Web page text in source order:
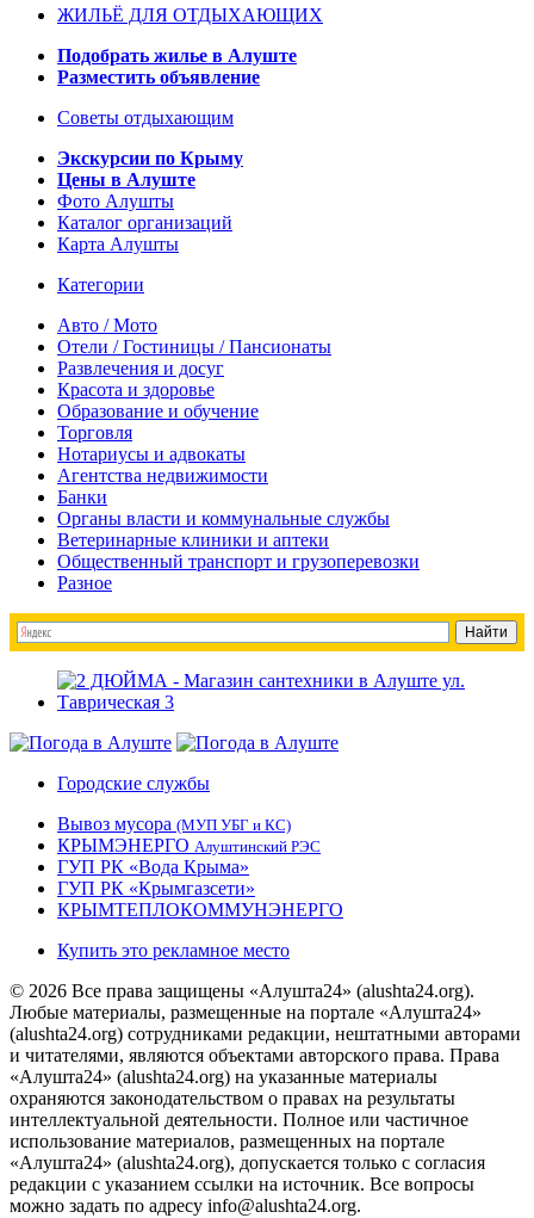
ЖИЛЬЁ ДЛЯ ОТДЫХАЮЩИХ
Подобрать жилье в Алуште
Разместить объявление
Советы отдыхающим
Экскурсии по Крыму
Цены в Алуште
Фото Алушты
Каталог организаций
Карта Алушты
Категории
Авто / Мото
Отели / Гостиницы / Пансионаты
Развлечения и досуг
Красота и здоровье
Образование и обучение
Торговля
Нотариусы и адвокаты
Агентства недвижимости
Банки
Органы власти и коммунальные службы
Ветеринарные клиники и аптеки
Общественный транспорт и грузоперевозки
Разное
Городские службы
Вывоз мусора (МУП УБГ и КС)
КРЫМЭНЕРГО Алуштинский РЭС
ГУП РК «Вода Крыма»
ГУП РК «Крымгазсети»
КРЫМТЕПЛОКОММУНЭНЕРГО
Купить это рекламное место
© 2026 Все права защищены «Алушта24» (alushta24.org).
Любые материалы, размещенные на портале «Алушта24»
(alushta24.org) сотрудниками редакции, нештатными авторами
и читателями, являются объектами авторского права. Права
«Алушта24» (alushta24.org) на указанные материалы
охраняются законодательством о правах на результаты
интеллектуальной деятельности. Полное или частичное
использование материалов, размещенных на портале
«Алушта24» (alushta24.org), допускается только с согласия
редакции с указанием ссылки на источник. Все вопросы
можно задать по адресу info@alushta24.org.